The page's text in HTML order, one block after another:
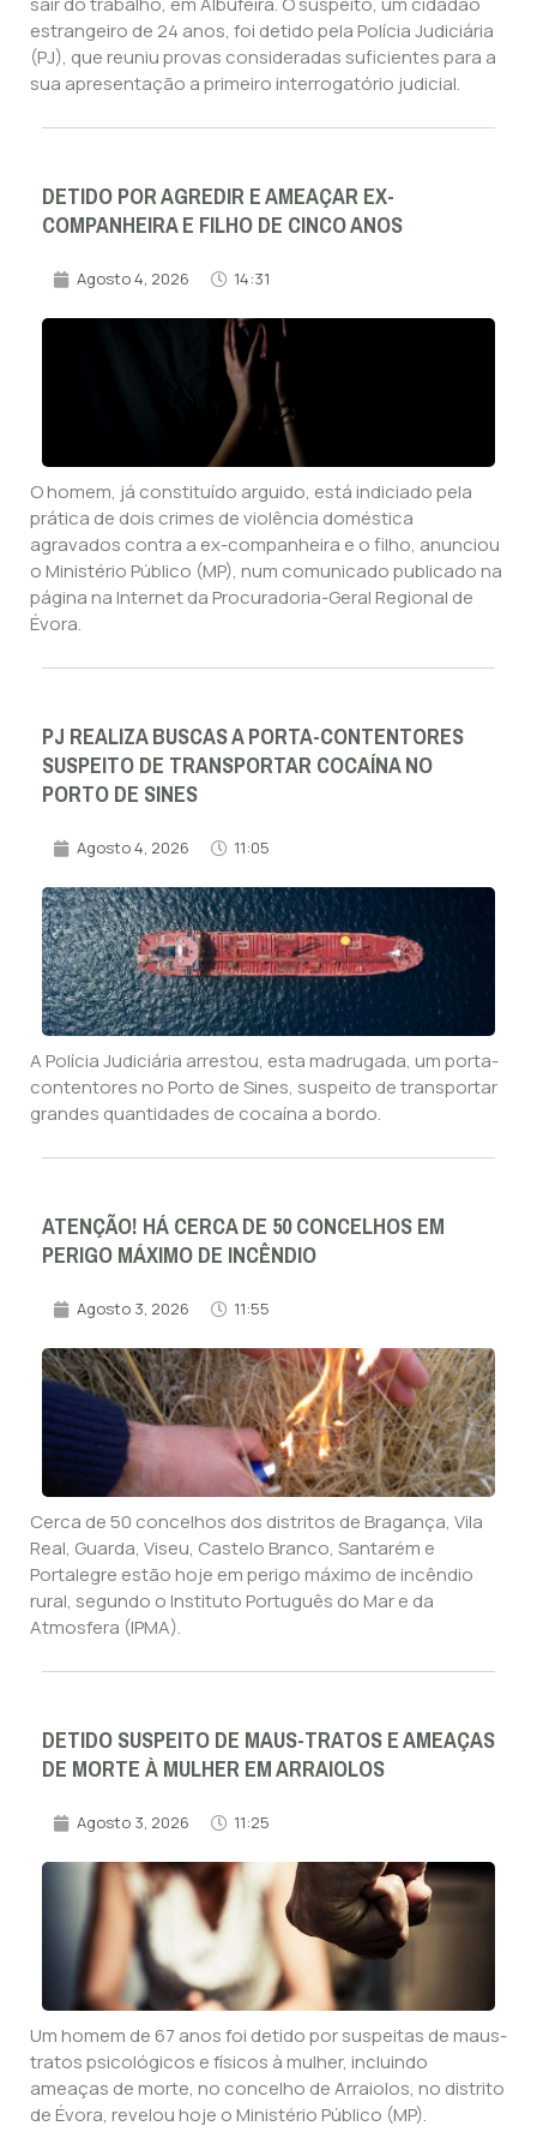
estrangeiro de 24 anos, foi detido pela Polícia Judiciária
(PJ), que reuniu provas consideradas suficientes para a
sua apresentação a primeiro interrogatório judicial.
DETIDO POR AGREDIR E AMEAÇAR EX-
COMPANHEIRA E FILHO DE CINCO ANOS
Agosto 4, 2026 14:31
O homem, já constituído arguido, está indiciado pela
prática de dois crimes de violência doméstica
agravados contra a ex-companheira e o filho, anunciou
o Ministério Público (MP), num comunicado publicado na
página na Internet da Procuradoria-Geral Regional de
Évora.
PJ REALIZA BUSCAS A PORTA-CONTENTORES
SUSPEITO DE TRANSPORTAR COCAÍNA NO
PORTO DE SINES
Agosto 4, 2026 11:05
A Polícia Judiciária arrestou, esta madrugada, um porta-
contentores no Porto de Sines, suspeito de transportar
grandes quantidades de cocaína a bordo.
ATENÇÃO! HÁ CERCA DE 50 CONCELHOS EM
PERIGO MÁXIMO DE INCÊNDIO
Agosto 3, 2026 11:55
Cerca de 50 concelhos dos distritos de Bragança, Vila
Real, Guarda, Viseu, Castelo Branco, Santarém e
Portalegre estão hoje em perigo máximo de incêndio
rural, segundo o Instituto Português do Mar e da
Atmosfera (IPMA).
DETIDO SUSPEITO DE MAUS-TRATOS E AMEAÇAS
DE MORTE À MULHER EM ARRAIOLOS
Agosto 3, 2026 11:25
Um homem de 67 anos foi detido por suspeitas de maus-
tratos psicológicos e físicos à mulher, incluindo
ameaças de morte, no concelho de Arraiolos, no distrito
de Évora, revelou hoje o Ministério Público (MP).